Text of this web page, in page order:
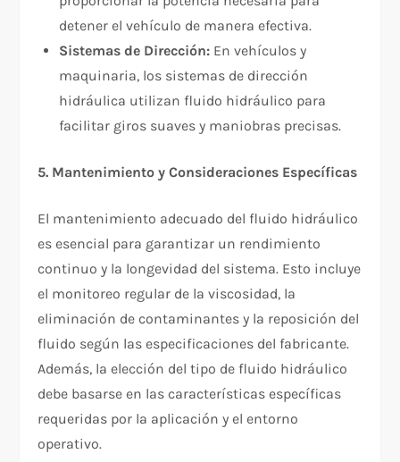
detener el vehículo de manera efectiva.
Sistemas de Dirección: En vehículos y
maquinaria, los sistemas de dirección
hidráulica utilizan fluido hidráulico para
facilitar giros suaves y maniobras precisas.
5. Mantenimiento y Consideraciones Específicas
El mantenimiento adecuado del fluido hidráulico
es esencial para garantizar un rendimiento
continuo y la longevidad del sistema. Esto incluye
el monitoreo regular de la viscosidad, la
eliminación de contaminantes y la reposición del
fluido según las especificaciones del fabricante.
Además, la elección del tipo de fluido hidráulico
debe basarse en las características específicas
requeridas por la aplicación y el entorno
operativo.